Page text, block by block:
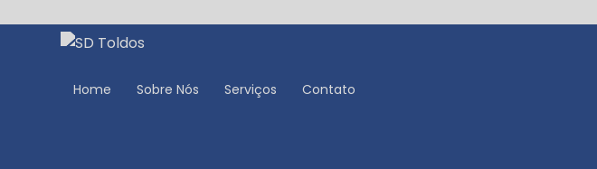
Home Sobre Nós Serviços Contato